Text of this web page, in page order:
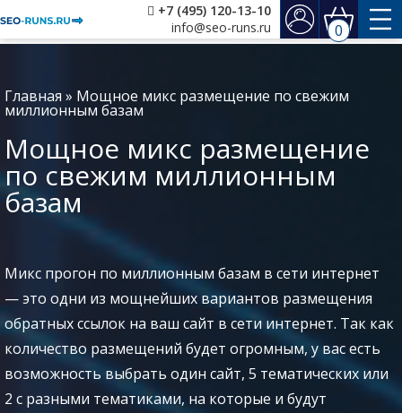
+7 (495) 120-13-10
info@seo-runs.ru
0
Главная » Мощное микс размещение по свежим
миллионным базам
Мощное микс размещение
по свежим миллионным
базам
Микс прогон по миллионным базам в сети интернет
— это одни из мощнейших вариантов размещения
обратных ссылок на ваш сайт в сети интернет. Так как
количество размещений будет огромным, у вас есть
возможность выбрать один сайт, 5 тематических или
2 с разными тематиками, на которые и будут